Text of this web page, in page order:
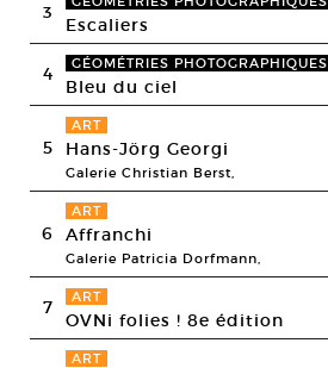
3
Escaliers
4 GÉOMÉTRIES PHOTOGRAPHIQUES
Bleu du ciel
5
ART
Hans-Jörg Georgi
Galerie Christian Berst,
6
ART
Affranchi
Galerie Patricia Dorfmann,
7 ART
OVNi folies ! 8e édition
ART